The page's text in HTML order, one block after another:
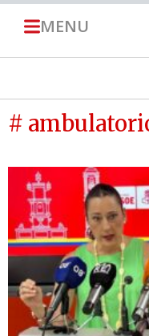
MENU
#